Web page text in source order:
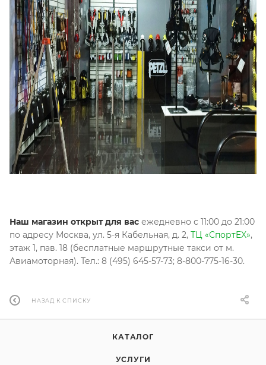
Наш магазин открыт для вас ежедневно с 11:00 до 21:00
по адресу Москва, ул. 5-я Кабельная, д. 2, ТЦ «СпортEX»,
этаж 1, пав. 18 (бесплатные маршрутные такси от м.
Авиамоторная). Тел.: 8 (495) 645-57-73; 8-800-775-16-30.
НАЗАД К СПИСКУ
КАТАЛОГ
УСЛУГИ